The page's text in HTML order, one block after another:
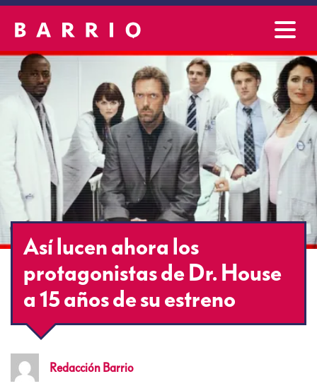
Así lucen ahora los
protagonistas de Dr. House
a 15 años de su estreno
Redacción Barrio